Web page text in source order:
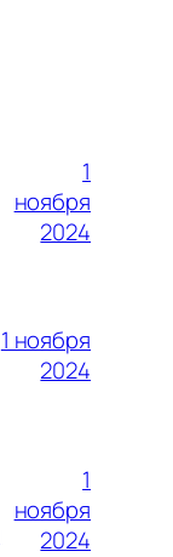
1
ноября
2024
1 ноября
2024
1
ноября
2024